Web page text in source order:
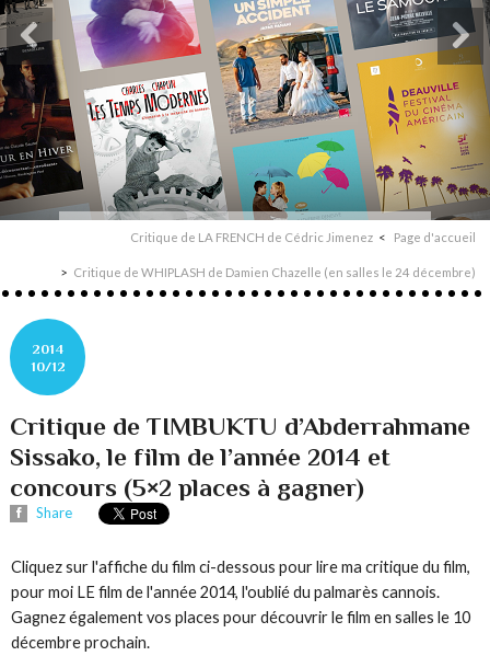
Critique de LA FRENCH de Cédric Jimenez Page d'accueil
Critique de WHIPLASH de Damien Chazelle (en salles le 24 décembre)
2014
10/12
Critique de TIMBUKTU d’Abderrahmane
Sissako, le film de l’année 2014 et
concours (5×2 places à gagner)
Share
Cliquez sur l'affiche du film ci-dessous pour lire ma critique du film,
pour moi LE film de l'année 2014, l'oublié du palmarès cannois.
Gagnez également vos places pour découvrir le film en salles le 10
décembre prochain.